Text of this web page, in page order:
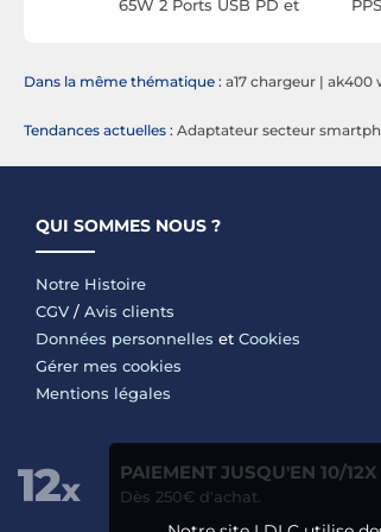
65W 2 Ports USB PD et
Dans la même thématique : a17 chargeur | ak400
Tendances actuelles : Adaptateur secteur
QUI SOMMES NOUS ?
Notre Histoire
CGV / Avis clients
Données personnelles et Cookies
Gérer mes cookies
Mentions légales
PAIEMENT JUSQU'EN 10/12X
Dès 250€ d'achat.